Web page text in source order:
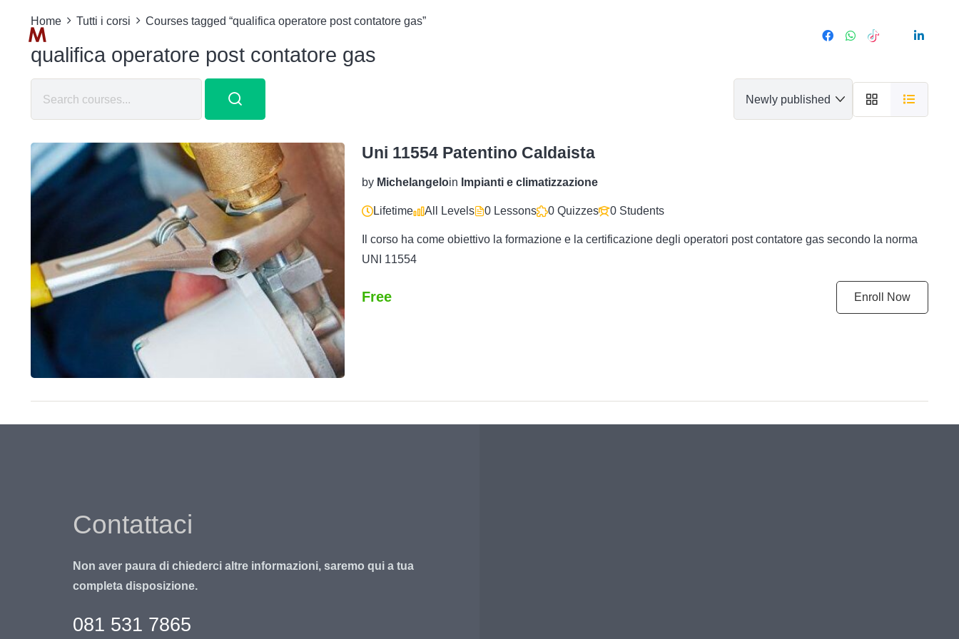
Home Tutti i corsi Courses tagged “qualifica operatore post contatore gas”
qualifica operatore post contatore gas
Uni 11554 Patentino Caldaista
by Michelangeloin Impianti e climatizzazione
Lifetime All Levels 0 Lessons 0 Quizzes 0 Students
Il corso ha come obiettivo la formazione e la certificazione degli operatori post contatore gas secondo la norma
UNI 11554
Free Enroll Now
Contattaci
Non aver paura di chiederci altre informazioni, saremo qui a tua
completa disposizione.
081 531 7865